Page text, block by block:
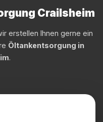
Crailsheim
erstellen Ihnen gerne ein
Öltankentsorgung in
.